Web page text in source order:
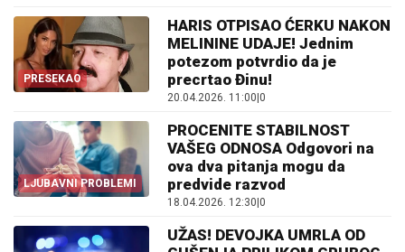
PRESEKAO
HARIS OTPISAO ĆERKU NAKON
MELININE UDAJE! Jednim
potezom potvrdio da je
precrtao Đinu!
20.04.2026. 11:00 0
LJUBAVNI PROBLEMI
PROCENITE STABILNOST
VAŠEG ODNOSA Odgovori na
ova dva pitanja mogu da
predvide razvod
18.04.2026. 12:30 0
UŽAS! DEVOJKA UMRLA OD